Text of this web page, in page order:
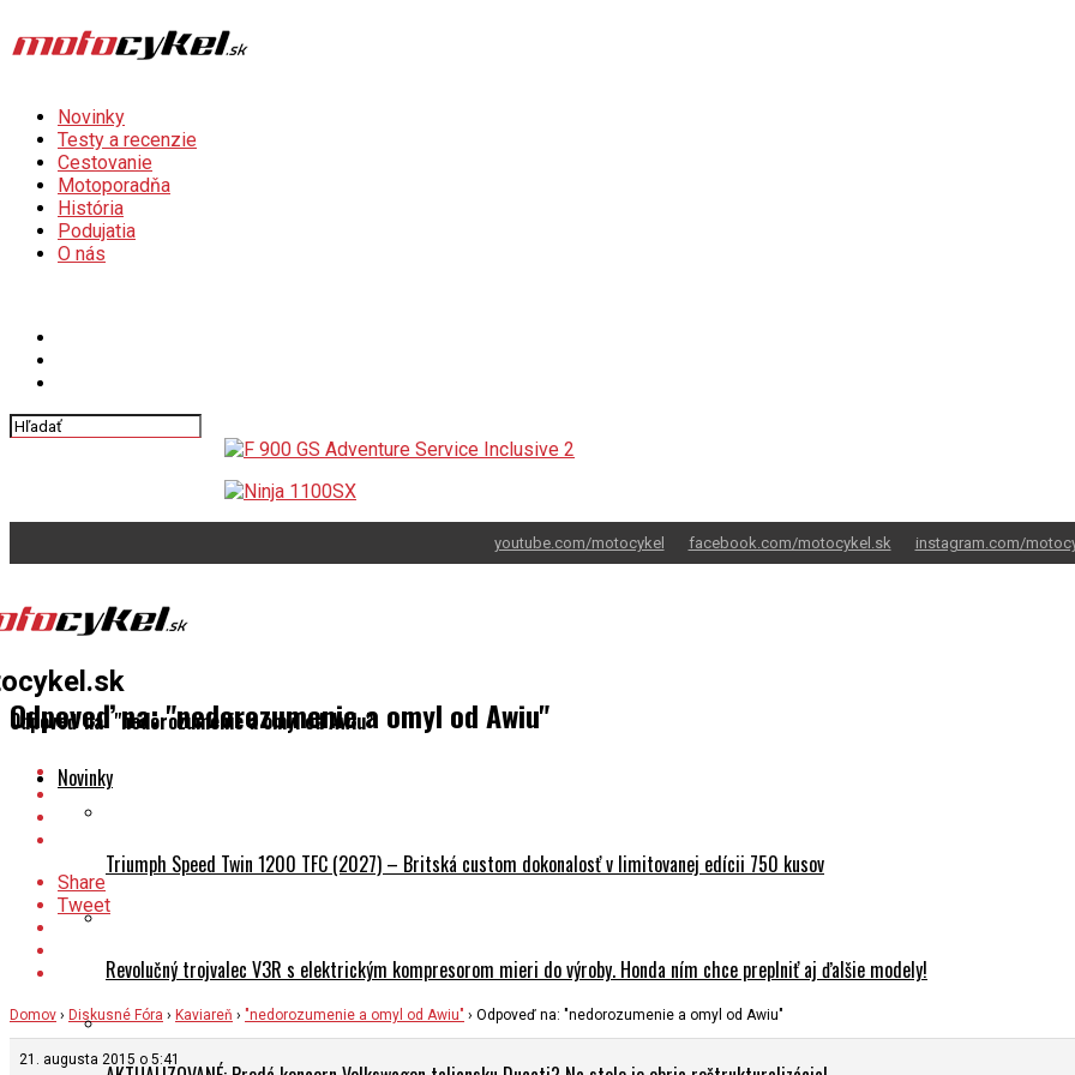
Novinky
Testy a recenzie
Cestovanie
Motoporadňa
História
Podujatia
O nás
youtube.com/motocykel facebook.com/motocykel.sk instagram.com/
Odpoveď na: "nedorozumenie a omyl od Awiu"
Novinky
Triumph Speed Twin 1200 TFC (2027) – Britská custom dokonalosť v limitovanej edícii 750 kusov
Revolučný trojvalec V3R s elektrickým kompresorom mieri do výroby. Honda ním chce preplniť aj ďalšie modely!
Odpoveď na: "nedorozumenie a omyl od Awiu"
Share
Tweet
Domov › Diskusné Fóra › Kaviareň › "nedorozumenie a omyl od Awiu" › Odpoveď na: "nedorozumenie a omyl od Awiu"
21. augusta 2015 o 5:41